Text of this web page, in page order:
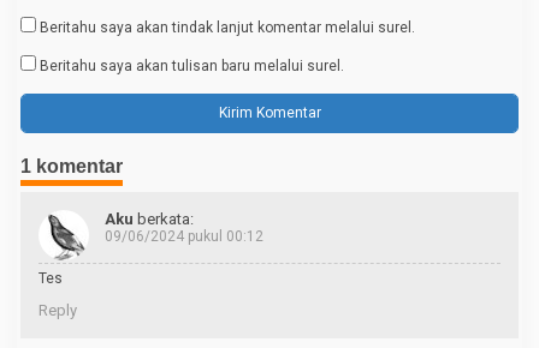
Beritahu saya akan tindak lanjut komentar melalui surel.
Beritahu saya akan tulisan baru melalui surel.
1 komentar
Aku berkata:
09/06/2024 pukul 00:12
Tes
Reply